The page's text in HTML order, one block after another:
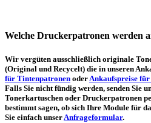
Welche Druckerpatronen werden
Wir vergüten ausschließlich originale
(Original und Recycelt) die in unseren
für Tintenpatronen oderAnkaufspreise
Falls Sie nicht fündig werden, senden Sie
Tonerkartuschen oder Druckerpatronen
bestimmt sagen, ob sich Ihre Module für
Sie einfach unserAnfrageformular.